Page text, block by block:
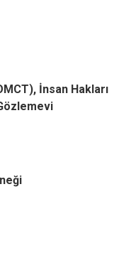
İnsan Hakları